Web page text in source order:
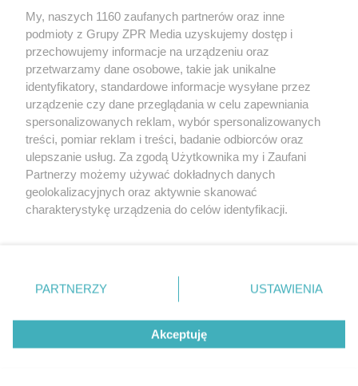
Żaden utwór zamieszczony w serwisie nie może być powielany i
rozpowszechniany lub dalej rozpowszechniany w jakikolwiek sposób (w
tym także elektroniczny lub mechaniczny) na jakimkolwiek polu
eksploatacji w jakiejkolwiek formie, włącznie z umieszczaniem w
Internecie bez pisemnej zgody właściciela praw. Jakiekolwiek użycie lub
wykorzystanie utworów w całości lub w części z naruszeniem prawa,
tzn. bez właściwej zgody, jest zabronione pod groźbą kary i może być
ścigane prawnie.
© 2026 Grupa ZPR Media
My, naszych 1160 zaufanych partnerów oraz inne
podmioty z Grupy ZPR Media uzyskujemy dostęp i
przechowujemy informacje na urządzeniu oraz
przetwarzamy dane osobowe, takie jak unikalne
identyfikatory, standardowe informacje wysyłane przez
urządzenie czy dane przeglądania w celu zapewniania
spersonalizowanych reklam, wybór spersonalizowanych
treści, pomiar reklam i treści, badanie odbiorców oraz
ulepszanie usług. Za zgodą Użytkownika my i Zaufani
Partnerzy możemy używać dokładnych danych
geolokalizacyjnych oraz aktywnie skanować
charakterystykę urządzenia do celów identyfikacji.
zmienić/wycofać klikając przycisk ustawień prywatności
znajdujący się w lewym dolnym rogu strony
rodzaje przetwarzania danych nie wymagają zgody
użytkownika, ale masz prawo sprzeciwić się takiemu
przetwarzaniu. Preferencje będą miały zastosowanie tylko
PARTNERZY USTAWIENIA
Akceptuję